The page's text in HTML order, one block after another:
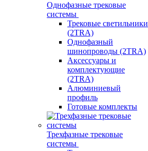
Однофазные трековые
системы
Трековые светильники
(2TRA)
Однофазный
шинопроводы (2TRA)
Аксессуары и
комплектующие
(2TRA)
Алюминиевый
профиль
Готовые комплекты
Трехфазные трековые
системы